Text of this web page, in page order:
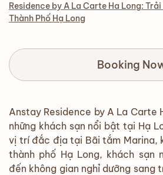
Residence by A La Carte Ha Long:
Thành Phố Hạ Long
Booking
Anstay Residence by A La Carte
những khách sạn nổi bật tại Hạ
vị trí đắc địa tại Bãi tắm Marina,
thành phố Hạ Long, khách sạn
đến không gian nghỉ dưỡng sang